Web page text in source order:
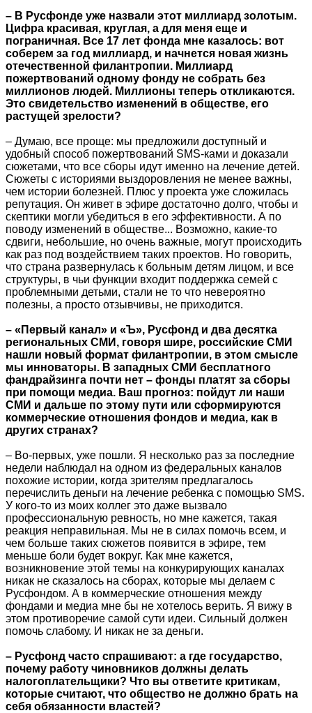
– В Русфонде уже назвали этот миллиард золотым.
Цифра красивая, круглая, а для меня еще и
пограничная. Все 17 лет фонда мне казалось: вот
соберем за год миллиард, и начнется новая жизнь
отечественной филантропии. Миллиард
пожертвований одному фонду не собрать без
миллионов людей. Миллионы теперь откликаются.
Это свидетельство изменений в обществе, его
растущей зрелости?
– Думаю, все проще: мы предложили доступный и
удобный способ пожертвований SMS-ками и доказали
сюжетами, что все сборы идут именно на лечение детей.
Сюжеты с историями выздоровления не менее важны,
чем истории болезней. Плюс у проекта уже сложилась
репутация. Он живет в эфире достаточно долго, чтобы и
скептики могли убедиться в его эффективности. А по
поводу изменений в обществе... Возможно, какие-то
сдвиги, небольшие, но очень важные, могут происходить
как раз под воздействием таких проектов. Но говорить,
что страна развернулась к больным детям лицом, и все
структуры, в чьи функции входит поддержка семей с
проблемными детьми, стали не то что невероятно
полезны, а просто отзывчивы, не приходится.
– «Первый канал» и «Ъ», Русфонд и два десятка
региональных СМИ, говоря шире, российские СМИ
нашли новый формат филантропии, в этом смысле
мы инноваторы. В западных СМИ бесплатного
фандрайзинга почти нет – фонды платят за сборы
при помощи медиа. Ваш прогноз: пойдут ли наши
СМИ и дальше по этому пути или сформируются
коммерческие отношения фондов и медиа, как в
других странах?
– Во-первых, уже пошли. Я несколько раз за последние
недели наблюдал на одном из федеральных каналов
похожие истории, когда зрителям предлагалось
перечислить деньги на лечение ребенка с помощью SMS.
У кого-то из моих коллег это даже вызвало
профессиональную ревность, но мне кажется, такая
реакция неправильная. Мы не в силах помочь всем, и
чем больше таких сюжетов появится в эфире, тем
меньше боли будет вокруг. Как мне кажется,
возникновение этой темы на конкурирующих каналах
никак не сказалось на сборах, которые мы делаем с
Русфондом. А в коммерческие отношения между
фондами и медиа мне бы не хотелось верить. Я вижу в
этом противоречие самой сути идеи. Сильный должен
помочь слабому. И никак не за деньги.
– Русфонд часто спрашивают: а где государство,
почему работу чиновников должны делать
налогоплательщики? Что вы ответите критикам,
которые считают, что общество не должно брать на
себя обязанности властей?